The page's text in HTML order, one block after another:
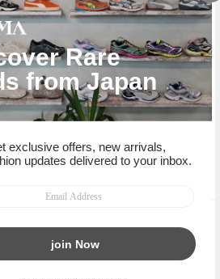
¥117,800送料込
48%OFF ¥228,110
Coperni